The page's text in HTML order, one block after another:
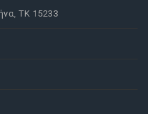
ΤΚ 15233